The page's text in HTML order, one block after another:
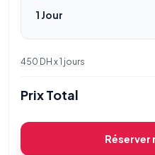
1 Jour
450 DH x1 jours
Prix Total